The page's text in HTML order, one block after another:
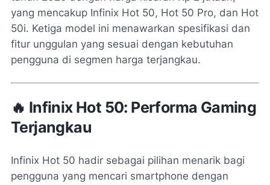
yang mencakup Infinix Hot 50, Hot 50 Pro, dan Hot
50i. Ketiga model ini menawarkan spesifikasi dan
fitur unggulan yang sesuai dengan kebutuhan
pengguna di segmen harga terjangkau.
🔥 Infinix Hot 50: Performa Gaming
Terjangkau
Infinix Hot 50 hadir sebagai pilihan menarik bagi
pengguna yang mencari smartphone dengan